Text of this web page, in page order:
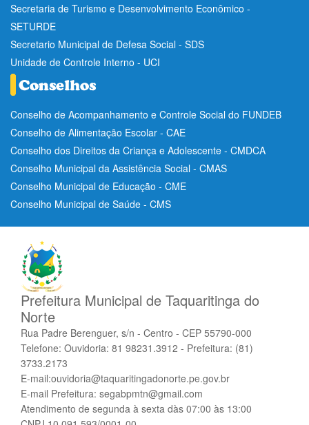
Secretaria de Turismo e Desenvolvimento Econômico -
SETURDE
Secretario Municipal de Defesa Social - SDS
Unidade de Controle Interno - UCI
Conselho de Acompanhamento e Controle Social do FUNDEB
Conselho de Alimentação Escolar - CAE
Conselho dos Direitos da Criança e Adolescente - CMDCA
Conselho Municipal da Assistência Social - CMAS
Conselho Municipal de Educação - CME
Conselho Municipal de Saúde - CMS
Prefeitura Municipal de Taquaritinga do
Norte
Rua Padre Berenguer, s/n - Centro - CEP 55790-000
Telefone: Ouvidoria: 81 98231.3912 - Prefeitura: (81)
3733.2173
E-mail:ouvidoria@taquaritingadonorte.pe.gov.br
E-mail Prefeitura: segabpmtn@gmail.com
Atendimento de segunda à sexta dàs 07:00 às 13:00